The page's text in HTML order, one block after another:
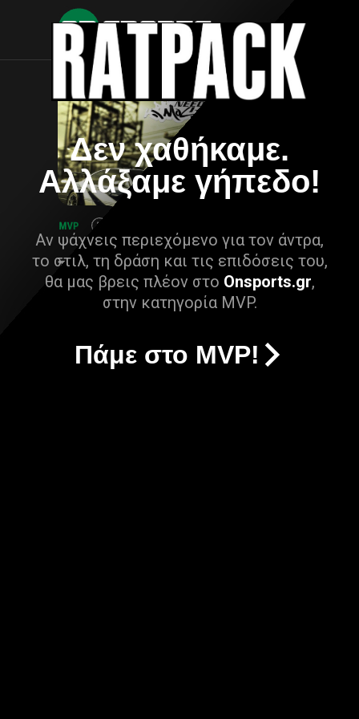
Δεν χαθήκαμε.
Αλλάξαμε γήπεδο!
Αν ψάχνεις περιεχόμενο για τον άντρα,
το στιλ, τη δράση και τις επιδόσεις του,
θα μας βρεις πλέον στο Onsports.gr,
στην κατηγορία MVP.
Πάμε στο MVP!